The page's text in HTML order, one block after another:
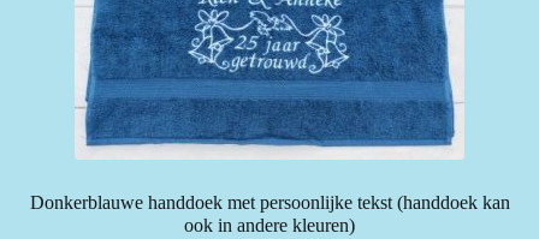
Donkerblauwe handdoek met persoonlijke tekst (handdoek kan
ook in andere kleuren)